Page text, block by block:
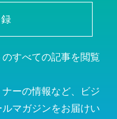
すべての記事を閲覧
ーの情報など、ビジ
マガジンをお届けい